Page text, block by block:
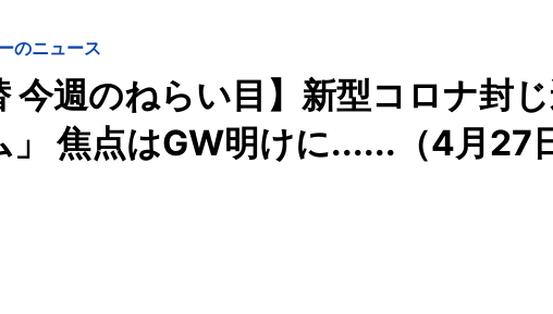
のニュース
今週のねらい目】新型コロナ封
」 焦点はGW明けに......（4月27